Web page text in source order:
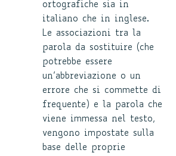
ortografiche sia in
italiano che in inglese.
Le associazioni tra la
parola da sostituire (che
potrebbe essere
un’abbreviazione o un
errore che si commette di
frequente) e la parola che
viene immessa nel testo,
vengono impostate sulla
base delle proprie